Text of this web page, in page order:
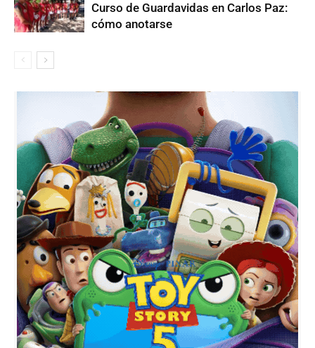
Curso de Guardavidas en Carlos Paz:
cómo anotarse